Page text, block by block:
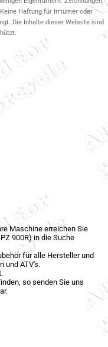
Haftung für Irrtümer oder
Die Inhalte dieser Website sind
Maschine erreichen Sie
900R) in die Suche
für alle Hersteller und
und ATV's.
so senden Sie uns